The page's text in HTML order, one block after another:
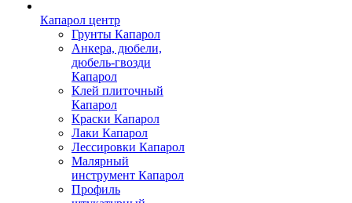
Капарол центр
Грунты Капарол
Анкера, дюбели,
дюбель-гвозди
Капарол
Клей плиточный
Капарол
Краски Капарол
Лаки Капарол
Лессировки Капарол
Малярный
инструмент Капарол
Профиль